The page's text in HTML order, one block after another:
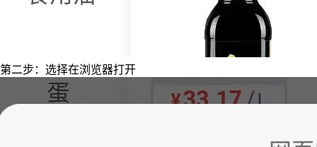
第二步：选择在浏览器打开